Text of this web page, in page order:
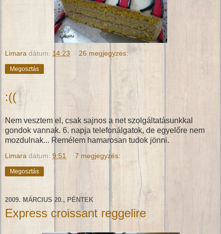
Limara dátum: 14:23 26 megjegyzés:
Megosztás
:((
Nem vesztem el, csak sajnos a net szolgáltatásunkkal
gondok vannak. 6. napja telefonálgatok, de egyelőre nem
mozdulnak... Remélem hamarosan tudok jönni.
Limara dátum: 9:51 7 megjegyzés:
Megosztás
2009. MÁRCIUS 20., PÉNTEK
Express croissant reggelire